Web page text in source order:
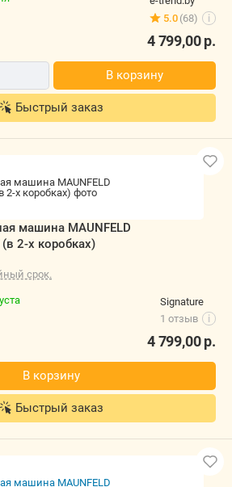
5.0 (68) i
4 799,00р.
В корзину
Быстрый заказ
машина MAUNFELD
2-х коробках)
срок.
Signature
1 отзыв
i
4 799,00р.
В корзину
Быстрый заказ